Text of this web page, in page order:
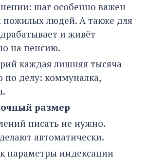
шаг особенно важен
пожилых людей. А также для
и живёт
на пенсию.
каждая лишняя тысяча
по делу: коммуналка,
размер
писать не нужно.
автоматически.
параметры индексации